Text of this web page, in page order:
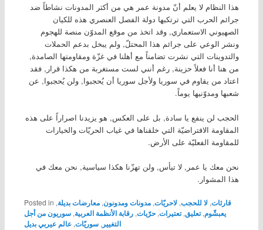
هذا النظام لا يعلم أنّ مدونة عمر هي من أكثر المدونات نشاطاً ضد
جرائم الحرب التي ترتكبها دولة الفصل العنصري هذه للكيان
الصهيوني الاستعماري, وقد اتخذ من موقع المدوّن منصة للهجوم
ونشر الوعي على جرائم هذا المحتلّ, ولم يبخل بدعم الحملات
والتدوينات التي نشرت تضامناً مع أهلنا في غزّة ومقاومتها الصامدة,
من هنا أنا فعلاً حزينة, رغم أنني لست مستغربة من هكذا قرار, فقد
اعتاد من يقاوم في سوريا ولأجل سوريا أن يُحجبوا, ولن يُحجبوا, عن
شعبها ومدوّنيها يوماً.
الحجب لن ينفع يا سادة, بل على العكس, هو يزيدنا اصراراً على هذه
المقاومة الافتراضيّة التي خلقناها في غياب الحريّات والخيارات
للمقاومة الفعليّة على الأرض.
نحن معك يا عمر, لا تيأس, ولن تهزّنا هكذا سياسية, نحن معك في
هذا المشوار.
Posted in قارئات,لا للحجب,لاحريّات,مدونات ومدونون,معارضات بديلة,
يعبشّوم,تعليق,تعتيرات,حرّيات,رقابة الأنظمة العربية,سوريون من أجل
التغيير,سوريّات,عالم عيربي بديل